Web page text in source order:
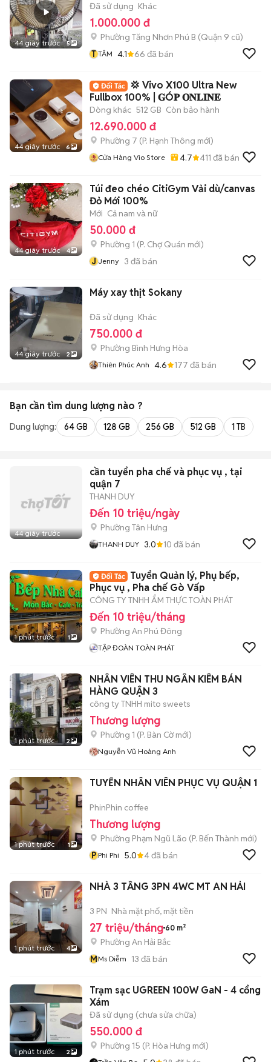
44 giây trước 5
Đã sử dụng Khác
1.000.000 đ
Phường Tăng Nhơn Phú B (Quận 9 cũ)
T TÂM 4.1 66 đã bán
44 giây trước 6
💢 Vivo X100 Ultra New
Fullbox 100% | 𝐆Ó𝐏 𝐎𝐍𝐋𝐈𝐍𝐄
Dòng khác 512 GB Còn bảo hành
12.690.000 đ
Phường 7 (P. Hạnh Thông mới)
Cửa Hàng Vio Store 4.7 411 đã bán
44 giây trước 4
Túi đeo chéo CitiGym Vải dù/canvas
Đỏ Mới 100%
Mới Cả nam và nữ
50.000 đ
Phường 1 (P. Chợ Quán mới)
J Jenny 3 đã bán
44 giây trước 2
Máy xay thịt Sokany
Đã sử dụng Khác
750.000 đ
Phường Bình Hưng Hòa
Thiên Phúc Anh 4.6 177 đã bán
Bạn cần tìm dung lượng nào ?
Dung lượng: 64 GB 128 GB 256 GB 512 GB 1 TB
44 giây trước
cần tuyển pha chế và phục vụ , tại
quận 7
THANH DUY
Đến 10 triệu/ngày
Phường Tân Hưng
THANH DUY 3.0 10 đã bán
1 phút trước 1
Tuyển Quản lý, Phụ bếp,
Phục vụ , Pha chế Gò Vấp
CÔNG TY TNHH ẨM THỰC TOÀN PHÁT
Đến 10 triệu/tháng
Phường An Phú Đông
TẬP ĐOÀN TOÀN PHÁT
1 phút trước 2
NHÂN VIÊN THU NGÂN KIÊM BÁN
HÀNG QUẬN 3
công ty TNHH mito sweets
Thương lượng
Phường 1 (P. Bàn Cờmới)
Nguyễn Vũ Hoàng Anh
1 phút trước 1
TUYỂN NHÂN VIÊN PHỤC VỤ QUẬN 1
PhinPhin coffee
Thương lượng
Phường Phạm Ngũ Lão (P. Bến Thành mới)
P Phi Phi 5.0 4đã bán
1 phút trước 4
NHÀ 3 TẦNG 3PN 4WC MT AN HẢI
3 PN Nhà mặt phố, mặt tiền
27 triệu/tháng 60 m²
Phường An Hải Bắc
MMs Diễm 13 đã bán
1 phút trước 2
Trạm sạc UGREEN 100W GaN - 4 cổng
Xám
Đã sử dụng (chưa sửa chữa)
550.000 đ
Phường 15 (P. Hòa Hưng mới)